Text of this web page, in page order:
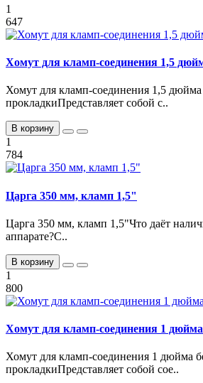
1
647
Хомут для кламп-соединения 1,5
Хомут для кламп-соединения 1,5 дюйма
прокладкиПредставляет собой с..
В корзину
1
784
Царга 350 мм, кламп 1,5"
Царга 350 мм, кламп 1,5"Что даёт
аппарате?С..
В корзину
1
800
Хомут для кламп-соединения 1 дюйма
Хомут для кламп-соединения 1 дюйма
прокладкиПредставляет собой сое..